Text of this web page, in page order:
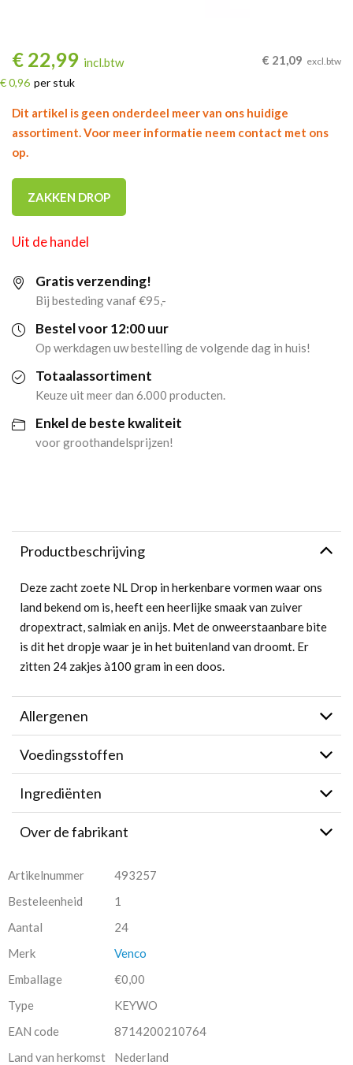
€ 22,99 incl.btw
€ 0,96 per stuk
€ 21,09 excl.btw
Dit artikel is geen onderdeel meer van ons huidige
assortiment. Voor meer informatie neem contact met ons
op.
ZAKKEN DROP
Uit de handel
Gratis verzending!
Bij besteding vanaf €95,-
Bestel voor 12:00 uur
Op werkdagen uw bestelling de volgende dag in huis!
Totaalassortiment
Keuze uit meer dan 6.000 producten.
Enkel de beste kwaliteit
voor groothandelsprijzen!
Productbeschrijving
Deze zacht zoete NL Drop in herkenbare vormen waar ons
land bekend om is, heeft een heerlijke smaak van zuiver
dropextract, salmiak en anijs. Met de onweerstaanbare bite
is dit het dropje waar je in het buitenland van droomt. Er
zitten 24 zakjes à100 gram in een doos.
Allergenen
Voedingsstoffen
Ingrediënten
Over de fabrikant
Artikelnummer
493257
Besteleenheid
1
Aantal
24
Merk
Venco
Emballage
€0,00
Type
KEYWO
EAN code
8714200210764
Land van herkomst
Nederland